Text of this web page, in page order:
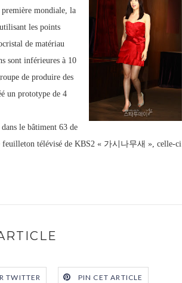
mondiale, la
les points
de matériau
sont inférieures à 10
de produire des
un prototype de 4
le bâtiment 63 de
feuilleton télévisé de KBS2 « 가시나무새 », celle-ci
TWITTER PIN CET ARTICLE